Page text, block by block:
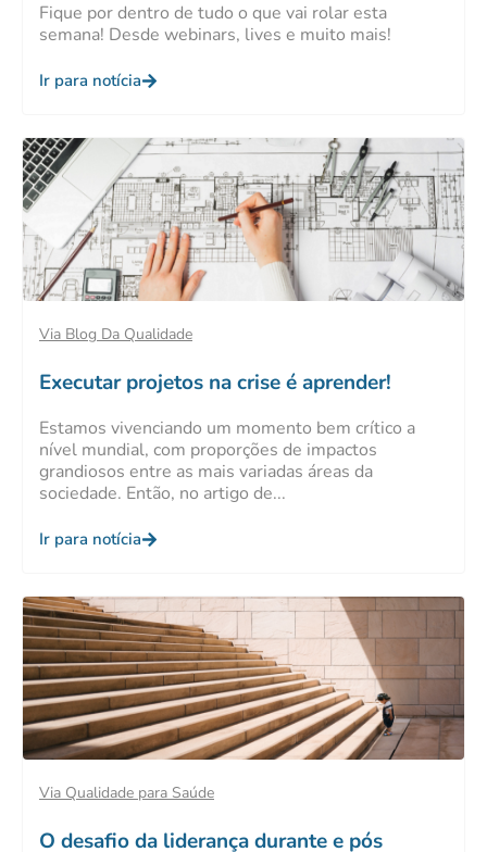
Fique por dentro de tudo o que vai rolar esta
semana! Desde webinars, lives e muito mais!
Ir para notícia
Via Blog Da Qualidade
Executar projetos na crise é aprender!
Estamos vivenciando um momento bem crítico a
nível mundial, com proporções de impactos
grandiosos entre as mais variadas áreas da
sociedade. Então, no artigo de...
Ir para notícia
Via Qualidade para Saúde
O desafio da liderança durante e pós